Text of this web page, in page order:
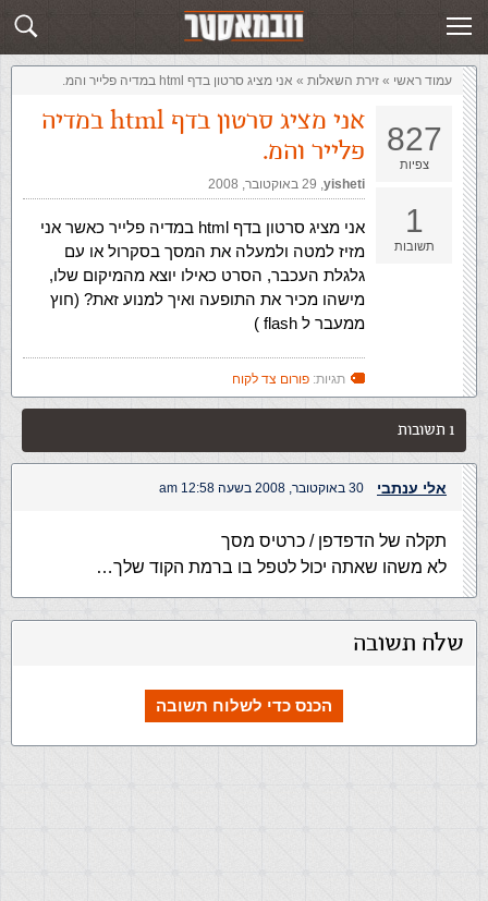
שלח תשובה זירת השאלות
עמוד ראשי » ‏זירת השאלות‏ » אני מציג סרטון בדף html במדיה פלייר והמ.
827
צפיות
1
תשובות
אני מציג סרטון בדף html במדיה
פלייר והמ.
yisheti
,‏ 29 באוקטובר, 2008
אני מציג סרטון בדף html במדיה פלייר כאשר אני
מזיז למטה ולמעלה את המסך בסקרול או עם
גלגלת העכבר, הסרט כאילו יוצא מהמיקום שלו,
מישהו מכיר את התופעה ואיך למנוע זאת? (חוץ
ממעבר ל flash )
תגיות: פורום צד לקוח
1 תשובות
אלי ענתבי 30 באוקטובר, 2008 בשעה 12:58 am
תקלה של הדפדפן / כרטיס מסך
לא משהו שאתה יכול לטפל בו ברמת הקוד שלך…
שלח תשובה
הכנס כדי לשלוח תשובה